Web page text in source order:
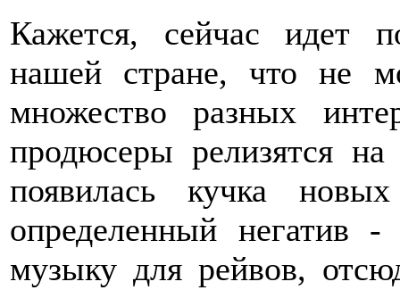
Кажется, сейчас идет
нашей стране, что не
множество разных
продюсеры релизятся
появилась кучка
определенный негатив
музыку для рейвов,